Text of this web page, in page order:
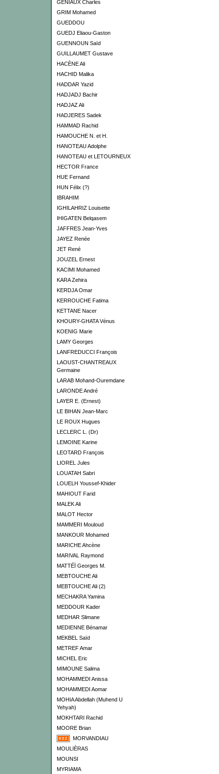
GENIAUX Charles
GRIM Mohamed
GUEDDOU
GUEDJ Eliaou-Gaston
GUENNOUN Saïd
GUILLAUMET Gustave
HACÈNE Ali
HACHID Malika
HADDAR Yazid
HADJADJ Bachir
HADJAZ Ali
HADJERES Sadek
HAMMAD Rachid
HAMOUCHE N. et H.
HANOTEAU Adolphe
HANOTEAU et LETOURNEUX
HECTOR France
HUE Fernand
HUN Félix (?)
IBRAHIM
IGHILAHRIZ Louisette
IHIGATEN Belqasem
JAFFRES Jean-Yves
JAYEZ Renée
JET René
JOUZEL Ernest
KACIMI Mohamed
KARA Zehira
KERDJA Omar
KERROUCHE Fatima
KETTANE Nacer
KHOURY-GHATA Vénus
KOENIG Marie
LAMY Georges
LANFREDUCCI François
LAOUST-CHANTREAUX
Germaine
LARAB Mohand-Ouremdane
LARONDE André
LAYER E. (Ernest)
LE BIHAN Jean-Marc
LE ROUX Hugues
LECLERC L. (Dr)
LEMOINE Karine
LEOTARD François
LIOREL Jules
LOUATAH Sabri
LOUELH Youssef-Khider
MAHIOUT Farid
MALEK Ali
MALOT Hector
MAMMERI Mouloud
MANKOUR Mohamed
MARICHE Ahcène
MARIVAL Raymond
MATTÉÏ Georges M.
MEBTOUCHE Ali
MEBTOUCHE Ali (2)
MECHAKRA Yamina
MEDDOUR Kader
MEDHAR Slimane
MEDIENNE Bénamar
MEKBEL Saïd
METREF Amar
MICHEL Eric
MIMOUNE Salima
MOHAMMEDI Anissa
MOHAMMEDI Aomar
MOHIA Abdellah (Muhend U
Yehyah)
MOKHTARI Rachid
MOORE Brian
MORVANDIAU
MOULIÈRAS
MOUNSI
MYRIAMA